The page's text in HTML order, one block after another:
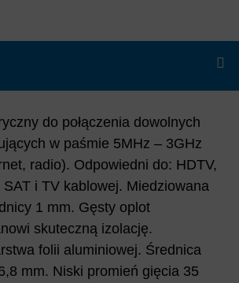
do połączenia dowolnych
w paśmie 5MHz – 3GHz
radio). Odpowiedni do: HDTV,
i TV kablowej. Miedziowana
1 mm. Gęsty oplot
skuteczną izolację.
folii aluminiowej. Średnica
mm. Niski promień gięcia 35